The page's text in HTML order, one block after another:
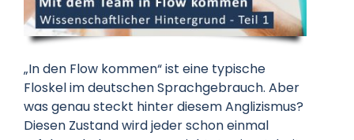
„In den Flow kommen“ ist eine typische
Floskel im deutschen Sprachgebrauch. Aber
was genau steckt hinter diesem Anglizismus?
Diesen Zustand wird jeder schon einmal